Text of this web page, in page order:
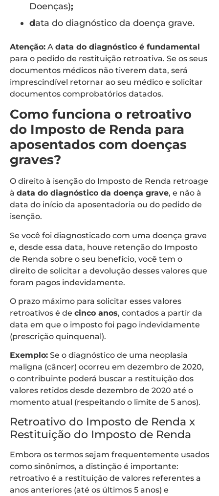
Doenças);
data do diagnóstico da doença grave.
Atenção: A data do diagnóstico é fundamental
para o pedido de restituição retroativa. Se os seus
documentos médicos não tiverem data, será
imprescindível retornar ao seu médico e solicitar
documentos comprobatórios datados.
Como funciona o retroativo
do Imposto de Renda para
aposentados com doenças
graves?
O direito à isenção do Imposto de Renda retroage
à data do diagnóstico da doença grave, e não à
data do início da aposentadoria ou do pedido de
isenção.
Se você foi diagnosticado com uma doença grave
e, desde essa data, houve retenção do Imposto
de Renda sobre o seu benefício, você tem o
direito de solicitar a devolução desses valores que
foram pagos indevidamente.
O prazo máximo para solicitar esses valores
retroativos é de cinco anos, contados a partir da
data em que o imposto foi pago indevidamente
(prescrição quinquenal).
Exemplo: Se o diagnóstico de uma neoplasia
maligna (câncer) ocorreu em dezembro de 2020,
o contribuinte poderá buscar a restituição dos
valores retidos desde dezembro de 2020 até o
momento atual (respeitando o limite de 5 anos).
Retroativo do Imposto de Renda x
Restituição do Imposto de Renda
Embora os termos sejam frequentemente usados
como sinônimos, a distinção é importante:
retroativo é a restituição de valores referentes a
anos anteriores (até os últimos 5 anos) e